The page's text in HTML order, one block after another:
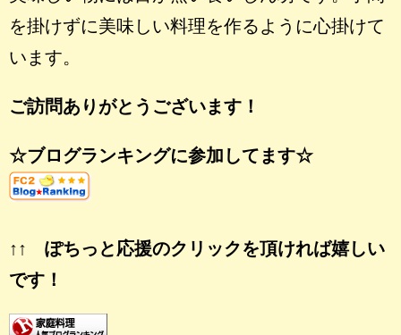
を掛けずに美味しい料理を作るように心掛けて
います。
ご訪問ありがとうございます！
☆ブログランキングに参加してます☆
↑↑ ぽちっと応援のクリックを頂ければ嬉しい
です！